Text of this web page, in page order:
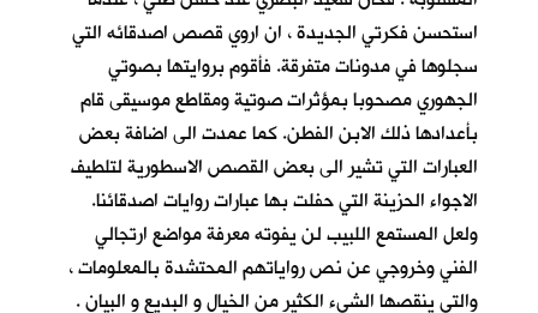
استحسن فكرتي الجديدة ، ان اروي قصص اصدقائه التي
سجلوها في مدونات متفرقة. فأقوم بروايتها بصوتي
الجهوري مصحوبا بمؤثرات صوتية ومقاطع موسيقى قام
بأعدادها ذلك الابن الفطن. كما عمدت الى اضافة بعض
العبارات التي تشير الى بعض القصص الاسطورية لتلطيف
الاجواء الحزينة التي حفلت بها عبارات روايات اصدقائنا.
ولعل المستمع اللبيب لن يفوته معرفة مواضع ارتجالي
الفني وخروجي عن نص رواياتهم المحتشدة بالمعلومات ،
والتي ينقصها الشيء الكثير من الخيال و البديع و البيان .